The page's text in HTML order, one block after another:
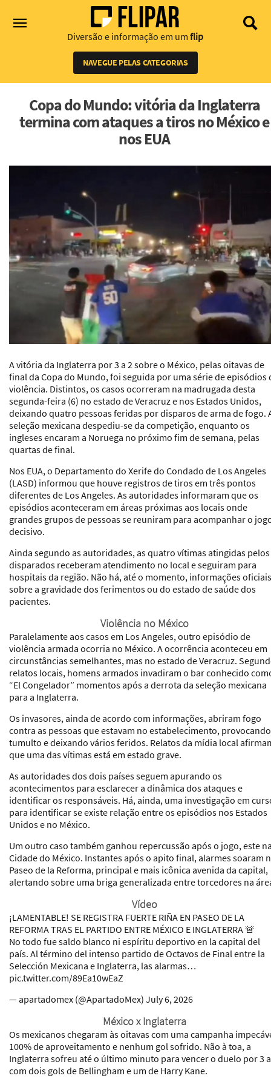
Diversão e informação em um flip
NAVEGUE PELAS CATEGORIAS
Copa do Mundo: vitória da Inglaterra
termina com ataques a tiros no México e
nos EUA
A vitória da Inglaterra por 3 a 2 sobre o México, pelas oitavas de
final da Copa do Mundo, foi seguida por uma série de episódios
violência. Distintos, os casos ocorreram na madrugada desta
segunda-feira (6) no estado de Veracruz e nos Estados Unidos,
deixando quatro pessoas feridas por disparos de arma de fogo.
seleção mexicana despediu-se da competição, enquanto os
ingleses encaram a Noruega no próximo fim de semana, pelas
quartas de final.
Nos EUA, o Departamento do Xerife do Condado de Los Angeles
(LASD) informou que houve registros de tiros em três pontos
diferentes de Los Angeles. As autoridades informaram que os
episódios aconteceram em áreas próximas aos locais onde
grandes grupos de pessoas se reuniram para acompanhar o
decisivo.
Ainda segundo as autoridades, as quatro vítimas atingidas pelos
disparados receberam atendimento no local e seguiram para
hospitais da região. Não há, até o momento, informações oficiais
sobre a gravidade dos ferimentos ou do estado de saúde dos
pacientes.
Violência no México
Paralelamente aos casos em Los Angeles, outro episódio de
violência armada ocorria no México. A ocorrência aconteceu em
circunstâncias semelhantes, mas no estado de Veracruz.
relatos locais, homens armados invadiram o bar conhecido
“El Congelador” momentos após a derrota da seleção mexicana
para a Inglaterra.
Os invasores, ainda de acordo com informações, abriram fogo
contra as pessoas que estavam no estabelecimento, provocando
tumulto e deixando vários feridos. Relatos da mídia local
que uma das vítimas está em estado grave.
As autoridades dos dois países seguem apurando os
acontecimentos para esclarecer a dinâmica dos ataques e
identificar os responsáveis. Há, ainda, uma investigação em
para identificar se existe relação entre os episódios nos Estados
Unidos e no México.
Um outro caso também ganhou repercussão após o jogo, este
Cidade do México. Instantes após o apito final, alarmes soaram
Paseo de la Reforma, principal e mais icônica avenida da capital,
alertando sobre uma briga generalizada entre torcedores na
Vídeo
¡LAMENTABLE! SE REGISTRA FUERTE RIÑA EN PASEO DE LA
REFORMA TRAS EL PARTIDO ENTRE MÉXICO E INGLATERRA 🚨
No todo fue saldo blanco ni espíritu deportivo en la capital del
país. Al término del intenso partido de Octavos de Final entre la
Selección Mexicana e Inglaterra, las alarmas…
pic.twitter.com/89Ea10wEaZ
— apartadomex (@ApartadoMex) July 6, 2026
México x Inglaterra
Os mexicanos chegaram às oitavas com uma campanha
100% de aproveitamento e nenhum gol sofrido. Não à toa, a
Inglaterra sofreu até o último minuto para vencer o duelo por 3
com dois gols de Bellingham e um de Harry Kane.